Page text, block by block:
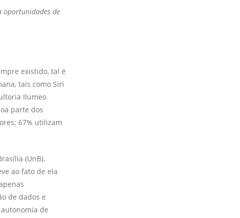
oportunidades de
existido, tal é
tais como Siri
Ilumeo
parte dos
67% utilizam
(UnB),
ao fato de ela
de dados e
de